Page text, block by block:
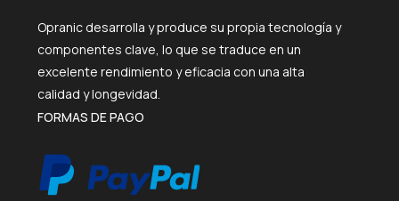
Opranic desarrolla y produce su propia tecnología y
componentes clave, lo que se traduce en un
excelente rendimiento y eficacia con una alta
calidad y longevidad.
FORMAS DE PAGO